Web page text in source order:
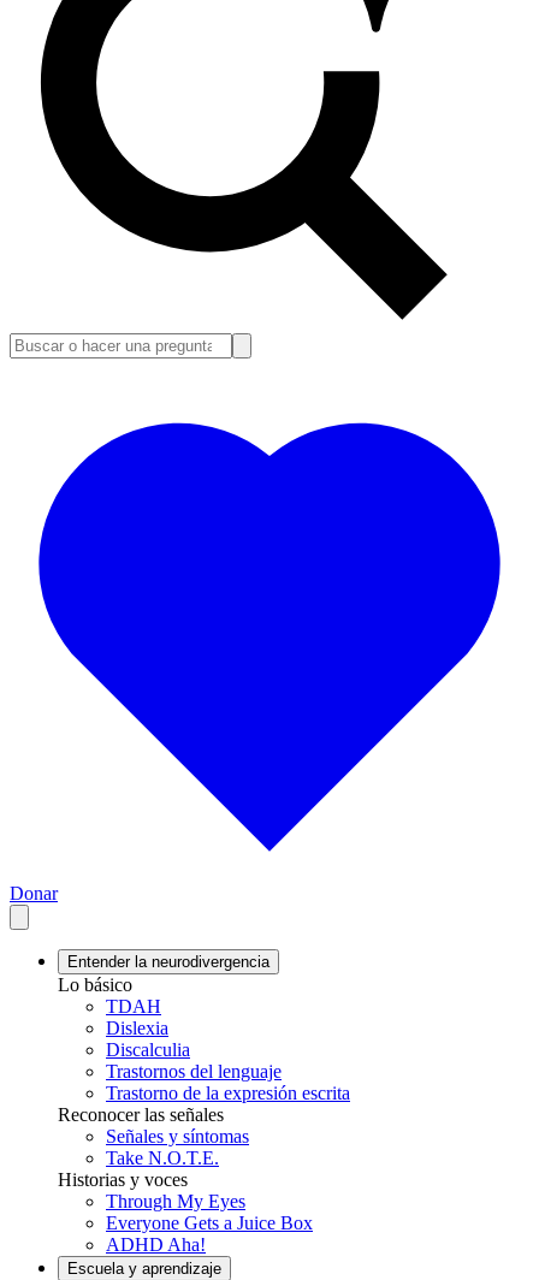
Donar
Entender la neurodivergencia
Lo básico
TDAH
Dislexia
Discalculia
Trastornos del lenguaje
Trastorno de la expresión escrita
Reconocer las señales
Señales y síntomas
Take N.O.T.E.
Historias y voces
Through My Eyes
Everyone Gets a Juice Box
ADHD Aha!
Escuela y aprendizaje